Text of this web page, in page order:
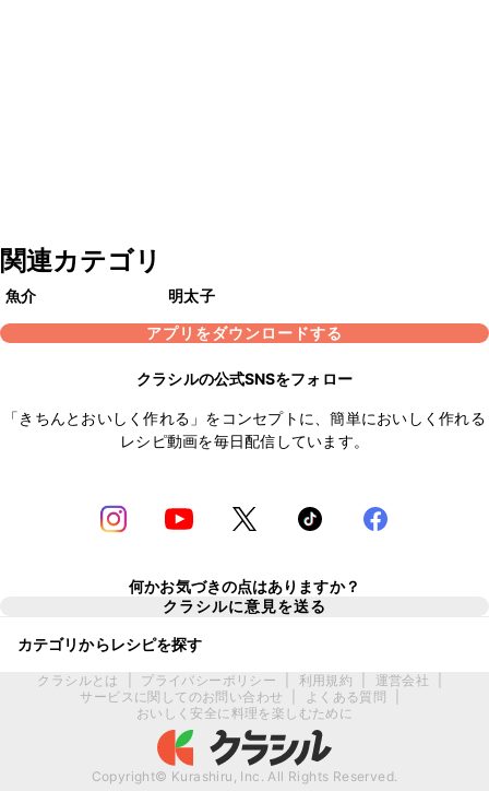
関連カテゴリ
魚介
明太子
アプリをダウンロードする
クラシルの公式SNSをフォロー
「きちんとおいしく作れる」をコンセプトに、簡単においしく作れる
レシピ動画を毎日配信しています。
何かお気づきの点はありますか？
クラシルに意見を送る
カテゴリからレシピを探す
クラシルとは プライバシーポリシー 利用規約 運営会社
サービスに関してのお問い合わせ
よくある質問
おいしく安全に料理を楽しむために
Copyright© Kurashiru, Inc. All Rights Reserved.